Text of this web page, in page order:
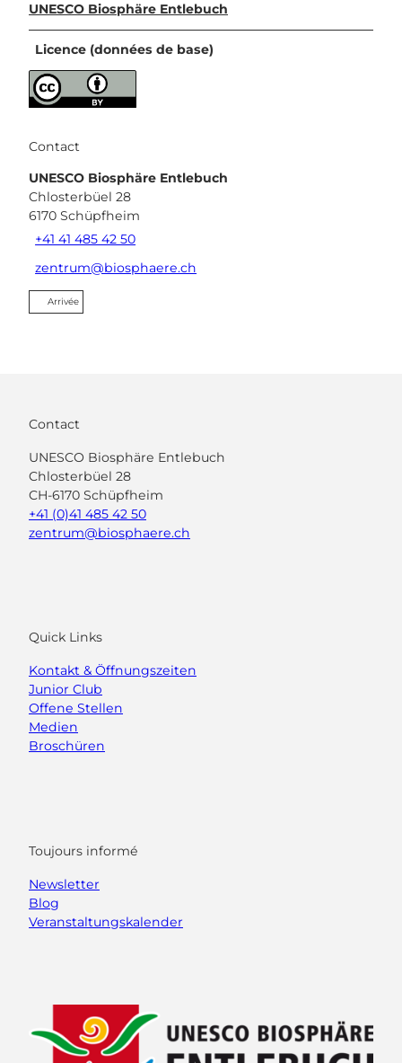
UNESCO Biosphäre Entlebuch
Licence (données de base)
Contact
UNESCO Biosphäre Entlebuch
Chlosterbüel 28
6170 Schüpfheim
+41 41 485 42 50
zentrum@biosphaere.ch
Arrivée
Contact
UNESCO Biosphäre Entlebuch
Chlosterbüel 28
CH-6170 Schüpfheim
+41 (0)41 485 42 50
zentrum@biosphaere.ch
Quick Links
Kontakt & Öffnungszeiten
Junior Club
Offene Stellen
Medien
Broschüren
Toujours informé
Newsletter
Blog
Veranstaltungskalender